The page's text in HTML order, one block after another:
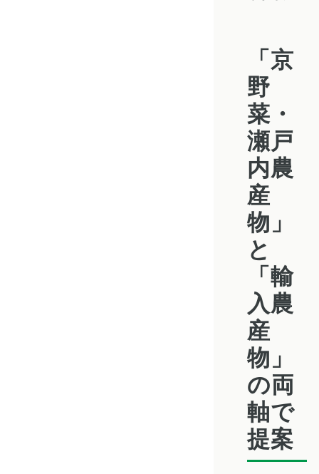
「京
野
菜・
瀬戸
内農
産
物」
と
「輸
入農
産
物」
の両
軸で
提案